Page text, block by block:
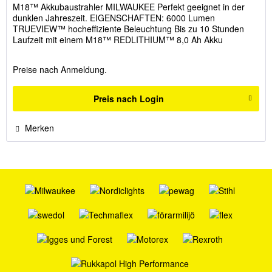
M18™ Akkubaustrahler MILWAUKEE Perfekt geeignet in der
dunklen Jahreszeit. EIGENSCHAFTEN: 6000 Lumen
TRUEVIEW™ hocheffiziente Beleuchtung Bis zu 10 Stunden
Laufzeit mit einem M18™ REDLITHIUM™ 8,0 Ah Akku
Preise nach Anmeldung.
Preis nach Login
Merken